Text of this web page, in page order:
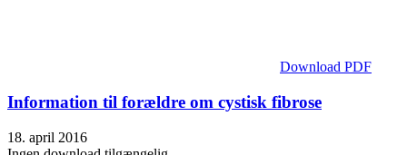
Download PDF
Information til forældre om cystisk fibrose
18. april 2016